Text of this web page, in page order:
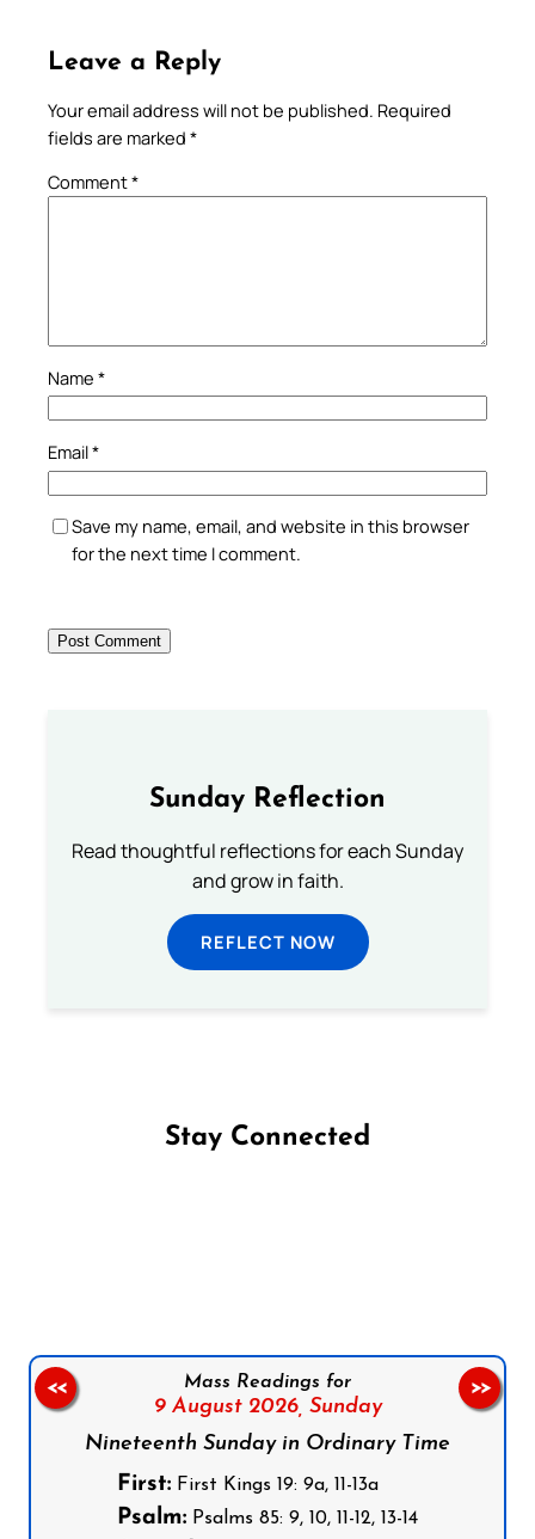
Leave a Reply
Your email address will not be published. Required
fields are marked *
Comment*
Name *
Email*
Save my name, email, and website in this browser
for the next time I comment.
Sunday Reflection
Read thoughtful reflections for each Sunday
and grow in faith.
REFLECT NOW
Stay Connected
Mass Readings for
9 August 2026, Sunday
Nineteenth Sunday in Ordinary Time
First: First Kings 19: 9a, 11-13a
Psalm: Psalms 85: 9, 10, 11-12, 13-14
<< >>